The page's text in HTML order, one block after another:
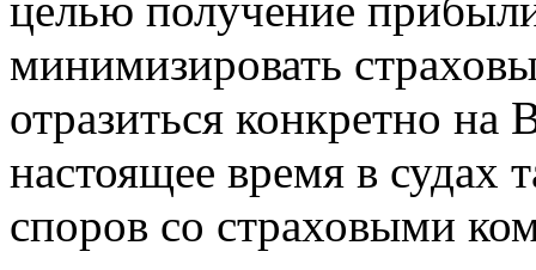
минимизировать
отразиться конкретно
настоящее время в судах
споров со страховыми